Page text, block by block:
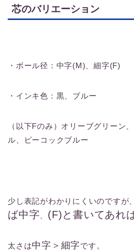
芯のバリエーション
・ボール径：中字(M)、細字(F)
・インキ色：黒、ブルー
（以下Fのみ）オリーブグリーン
ル、ピーコックブルー
少し表記がわかりにくいのですが、
ば中字
(F)と書いてあれ
太さは中字＞細字です。